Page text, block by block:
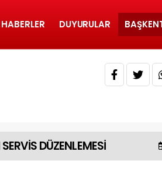
HABERLER DUYURULAR
DÜZENLEMESİ